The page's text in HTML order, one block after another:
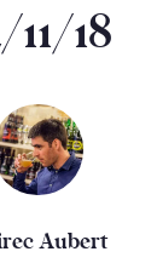
11/18
Aubert